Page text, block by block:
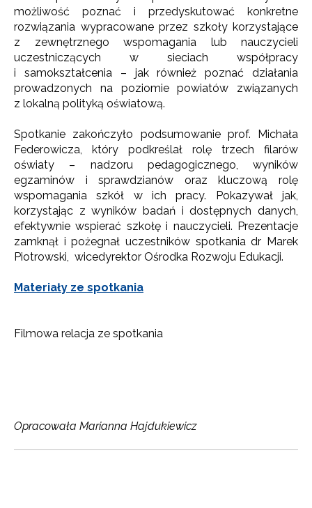
możliwość poznać i przedyskutować konkretne
rozwiązania wypracowane przez szkoły korzystające
z zewnętrznego wspomagania lub nauczycieli
uczestniczących w sieciach współpracy
i samokształcenia – jak również poznać działania
prowadzonych na poziomie powiatów związanych
z lokalną polityką oświatową.
Spotkanie zakończyło podsumowanie prof. Michała
Federowicza, który podkreślał rolę trzech filarów
oświaty – nadzoru pedagogicznego, wyników
egzaminów i sprawdzianów oraz kluczową rolę
wspomagania szkół w ich pracy. Pokazywał jak,
korzystając z wyników badań i dostępnych danych,
efektywnie wspierać szkołę i nauczycieli. Prezentacje
zamknął i pożegnał uczestników spotkania dr Marek
Piotrowski, wicedyrektor Ośrodka Rozwoju Edukacji.
Materiały ze spotkania
Filmowa relacja ze spotkania
Opracowała Marianna Hajdukiewicz
Newsletter ORE
Zapisz się i bądź na bieżąco z najnowszymi
informacjami
o szkoleniach i programach.
Adres e-mail:
Wyrażam zgodę na przetwarzanie moich danych
Zapisuję się